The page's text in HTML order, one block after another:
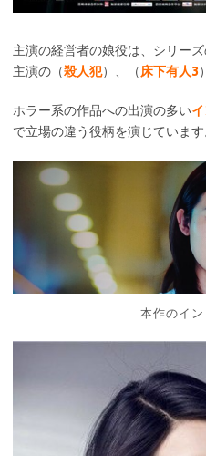
主演の経営者の娘役は、シリーズ
主演の（殺人犯）、（床下有人3
ホラー系の作品への出演の多い
で立場の違う役柄を演じています
本作のイ